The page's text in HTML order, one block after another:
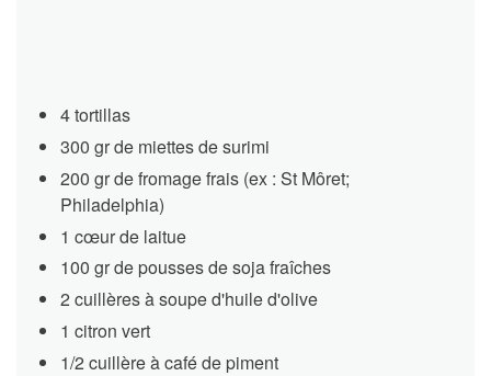
4 tortillas
300 gr de miettes de surimi
200 gr de fromage frais (ex : St Môret;
Philadelphia)
1 cœur de laitue
100 gr de pousses de soja fraîches
2 cuillères à soupe d'huile d'olive
1 citron vert
1/2 cuillère à café de piment